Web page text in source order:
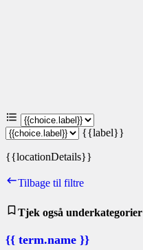
{{label}}
{{locationDetails}}
Tilbage til filtre
Tjek også underkategorier
{{ term.name }}